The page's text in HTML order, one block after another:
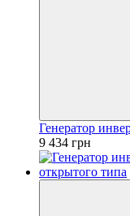
Генератор
9 434 грн